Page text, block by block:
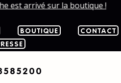
est arrivé sur la boutique !
BOUTIQUE
CONTACT